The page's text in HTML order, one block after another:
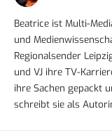
Beatrice ist Multi-
und
Regionalsender
und VJ ihre TV-
ihre Sachen gepackt
schreibt sie als